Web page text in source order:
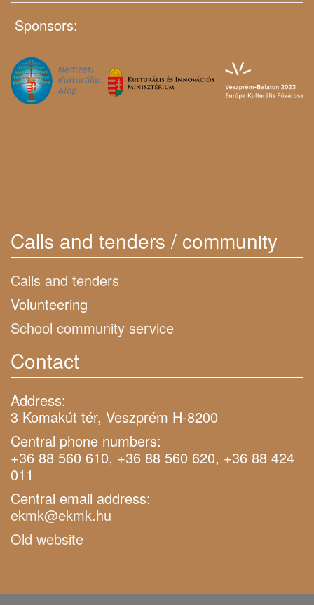
Sponsors:
Calls and tenders / community
Calls and tenders
Volunteering
School community service
Contact
Address:
3 Komakút tér, Veszprém H-8200
Central phone numbers:
+36 88 560 610, +36 88 560 620, +36 88 424
011
Central email address:
ekmk@ekmk.hu
Old website